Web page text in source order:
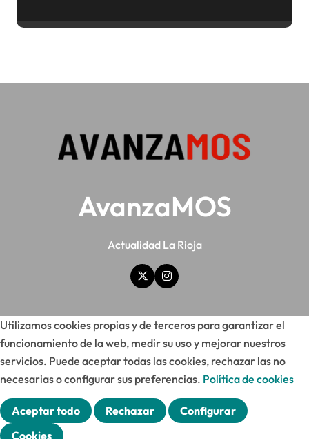
AvanzaMOS
Actualidad La Rioja
Utilizamos cookies propias y de terceros para garantizar el
funcionamiento de la web, medir su uso y mejorar nuestros
servicios. Puede aceptar todas las cookies, rechazar las no
necesarias o configurar sus preferencias. Política de cookies
Aceptar todo Rechazar
Configurar
Cookies